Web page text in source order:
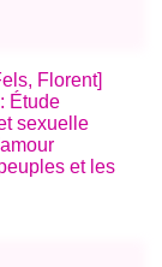
Florent]
: Étude
sexuelle
et les